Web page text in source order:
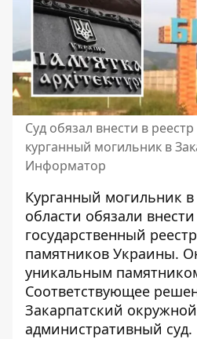
Суд обязал внести в
курганный могильник в
Информатор
Курганный могильник в
области обязали
государственный
памятников Украины.
уникальным
Соответствующее
Закарпатский окружной
административный суд.